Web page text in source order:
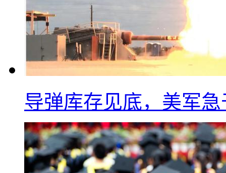
导弹库存见底，美军